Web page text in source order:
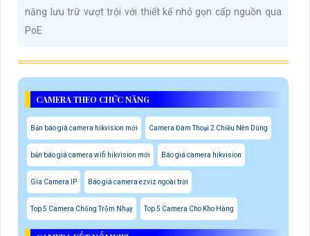
năng lưu trữ vượt trội với thiết kế nhỏ gọn cấp nguồn qua
PoE
CAMERA THEO CHỨC NĂNG
Bản báo giá camera hikvision mới Camera Đàm Thoại 2 Chiều Nên Dùng
bản báo giá camera wifi hikvision mới Báo giá camera hikvision
Gía Camera IP Báo giá camera ezviz ngoài trời
Top 5 Camera Chống Trộm Nhạy Top 5 Camera Cho Kho Hàng